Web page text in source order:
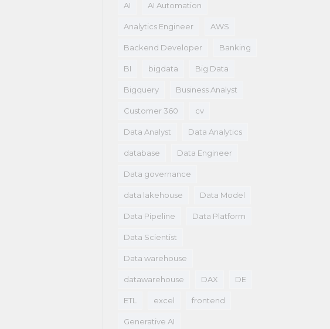
AI AI Automation
Analytics Engineer AWS
Backend Developer Banking
BI bigdata Big Data
Bigquery Business Analyst
Customer 360 cv
Data Analyst Data Analytics
database Data Engineer
Data governance
data lakehouse Data Model
Data Pipeline Data Platform
Data Scientist
Data warehouse
datawarehouse DAX DE
ETL excel frontend
Generative AI